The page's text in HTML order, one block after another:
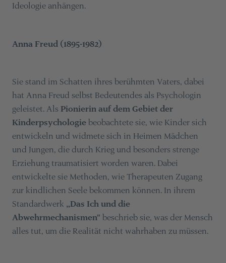
Ideologie anhängen.
Anna Freud (1895-1982)
Sie stand im Schatten ihres berühmten Vaters, dabei
hat Anna Freud selbst Bedeutendes als Psychologin
geleistet. Als Pionierin auf dem Gebiet der
Kinderpsychologiebeobachtete sie, wie Kinder sich
entwickeln und widmete sich in Heimen Mädchen
und Jungen, die durch Krieg und besonders strenge
Erziehung traumatisiert worden waren. Dabei
entwickelte sie Methoden, wie Therapeuten Zugang
zur kindlichen Seele bekommen können. In ihrem
Standardwerk „Das Ich und die
Abwehrmechanismen" beschrieb sie, was der Mensch
alles tut, um die Realität nicht wahrhaben zu müssen.